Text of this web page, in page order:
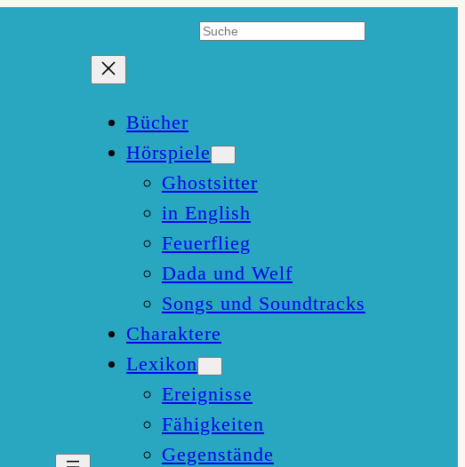
Suchen
Bücher
Hörspiele
Ghostsitter
in English
Feuerflieg
Dada und Welf
Songs und Soundtracks
Charaktere
Lexikon
Ereignisse
Fähigkeiten
Gegenstände